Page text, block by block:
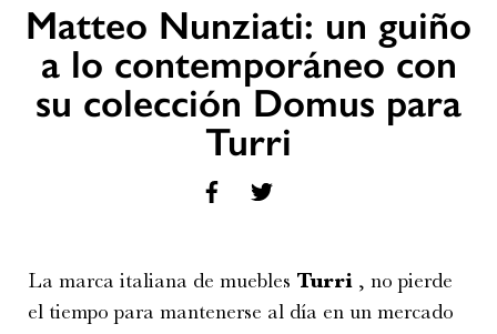
Matteo Nunziati: un guiño
a lo contemporáneo con
su colección Domus para
Turri
La marca italiana de muebles Turri , no pierde
el tiempo para mantenerse al día en un mercado